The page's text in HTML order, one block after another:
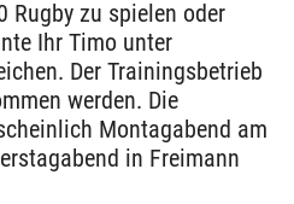
Rugby zu spielen oder
Ihr Timo unter
Der Trainingsbetrieb
werden. Die
Montagabend am
in Freimann